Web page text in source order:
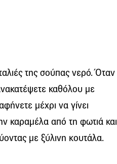
της σούπας νερό. Όταν
καθόλου με
μέχρι να γίνει
καραμέλα από τη φωτιά και
με ξύλινη κουτάλα.